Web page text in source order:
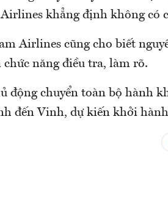
khẳng định không có
Airlines cũng cho biết
chức năng điều tra, làm rõ.
động chuyển toàn bộ hành
đến Vinh, dự kiến khởi